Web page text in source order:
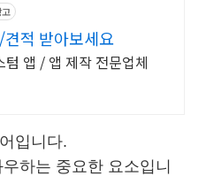
적 받아보세요
앱 / 앱 제작 전문업체
입니다.
하는 중요한 요소입니